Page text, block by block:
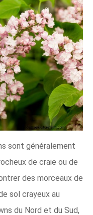
sont généralement
de craie ou de
des morceaux de
sol crayeux au
du Nord et du Sud,